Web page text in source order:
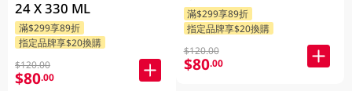
24 X 330 ML
滿$299享89折
指定品牌享$20換購
$120.00
$80.00
滿$299享89折
指定品牌享$20換購
$120.00
$80.00